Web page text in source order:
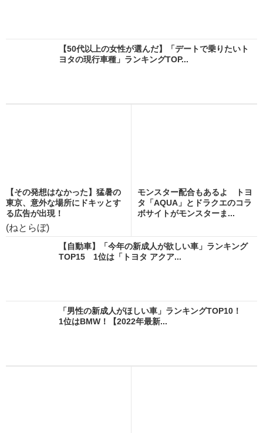
【50代以上の女性が選んだ】「デートで乗りたいト
ヨタの現行車種」ランキングTOP...
【その発想はなかった】猛暑の
東京、意外な場所にドキッとす
る広告が出現！
(ねとらぼ)
モンスター配合もあるよ トヨ
タ「AQUA」とドラクエのコラ
ボサイトがモンスターま...
【自動車】「今年の新成人が欲しい車」ランキング
TOP15 1位は「トヨタ アクア...
「男性の新成人がほしい車」ランキングTOP10！
1位はBMW！【2022年最新...